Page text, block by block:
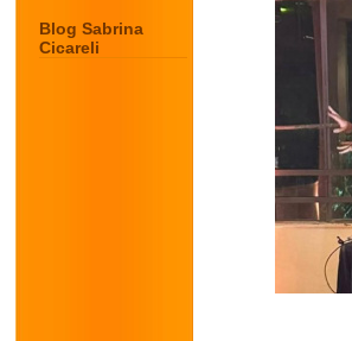
Blog Sabrina
Cicareli